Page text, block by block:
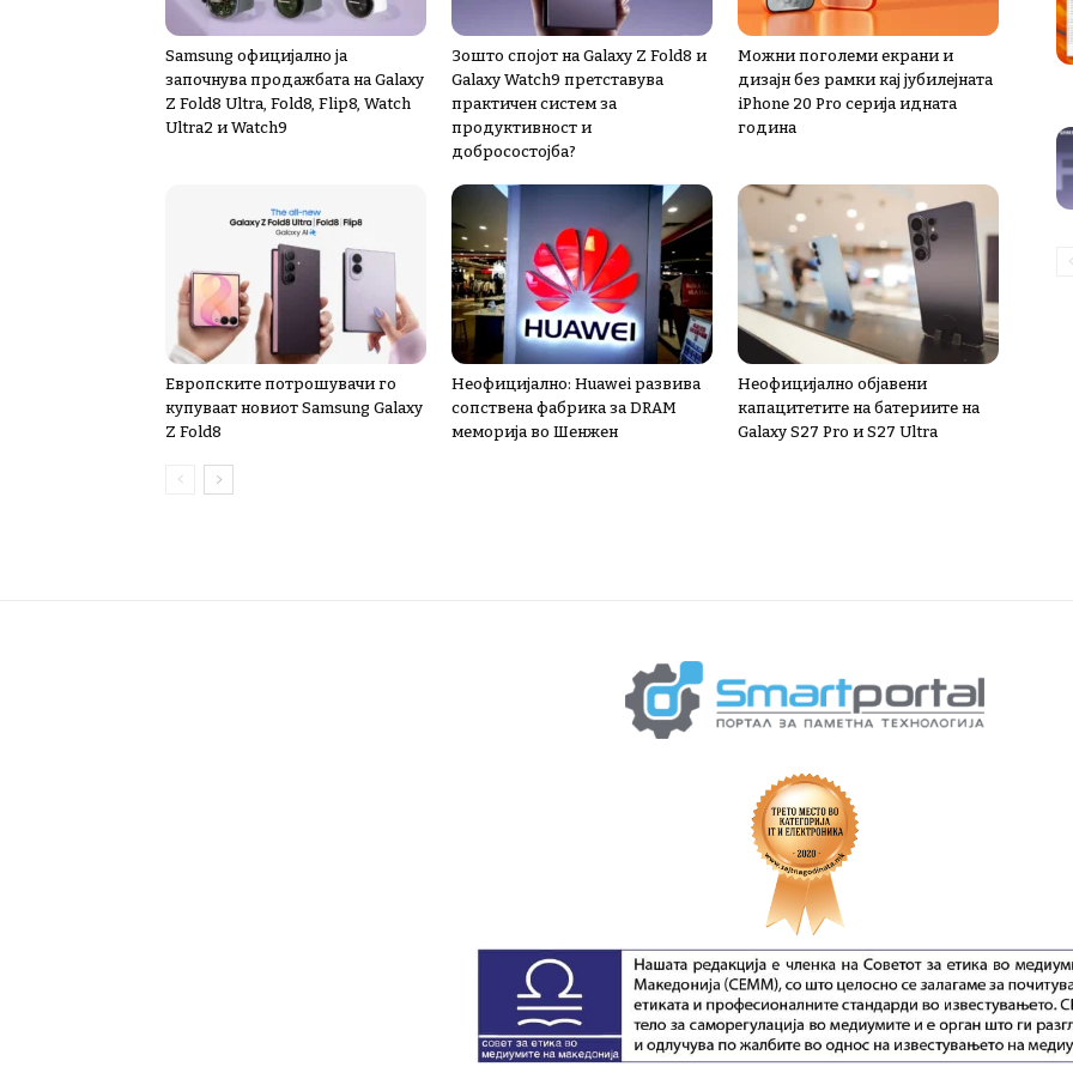
Samsung официјално ја
започнува продажбата на Galaxy
Z Fold8 Ultra, Fold8, Flip8, Watch
Ultra2 и Watch9
Зошто спојот на Galaxy Z Fold8 и
Galaxy Watch9 претставува
практичен систем за
продуктивност и
добросостојба?
Можни поголеми екрани и
дизајн без рамки кај јубилејната
iPhone 20 Pro серија идната
година
Европските потрошувачи го
купуваат новиот Samsung Galaxy
Z Fold8
Неофицијално: Huawei развива
сопствена фабрика за DRAM
меморија во Шенжен
Неофицијално објавени
капацитетите на батериите на
Galaxy S27 Pro и S27 Ultra